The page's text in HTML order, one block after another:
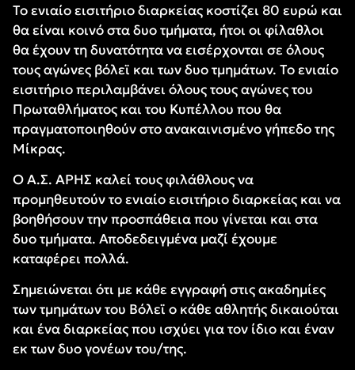
Το ενιαίο εισιτήριο διαρκείας κοστίζει 80 ευρώ και
θα είναι κοινό στα δυο τμήματα, ήτοι οι φίλαθλοι
θα έχουν τη δυνατότητα να εισέρχονται σε όλους
τους αγώνες βόλεϊ και των δυο τμημάτων. Το ενιαίο
εισιτήριο περιλαμβάνει όλους τους αγώνες του
Πρωταθλήματος και του Κυπέλλου που θα
πραγματοποιηθούν στο ανακαινισμένο γήπεδο της
Μίκρας.
Ο Α.Σ. ΑΡΗΣ καλεί τους φιλάθλους να
προμηθευτούν το ενιαίο εισιτήριο διαρκείας και να
βοηθήσουν την προσπάθεια που γίνεται και στα
δυο τμήματα. Αποδεδειγμένα μαζί έχουμε
καταφέρει πολλά.
Σημειώνεται ότι με κάθε εγγραφή στις ακαδημίες
των τμημάτων του Βόλεϊ ο κάθε αθλητής δικαιούται
και ένα διαρκείας που ισχύει για τον ίδιο και έναν
εκ των δυο γονέων του/της.